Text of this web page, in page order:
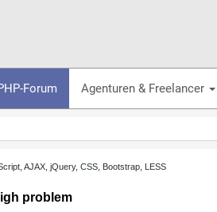
Forum Agenturen & Freelancer
AJAX, jQuery, CSS, Bootstrap, LESS
problem